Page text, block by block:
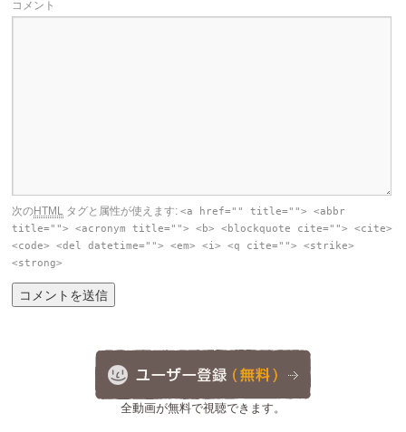
コメント
次のHTML タグと属性が使えます:<a href="" title=""> <abbr
title=""> <acronym title=""> <b> <blockquote cite=""> <cite>
<code> <del datetime=""> <em> <i> <q cite=""> <strike>
<strong>
全動画が無料で視聴できます。